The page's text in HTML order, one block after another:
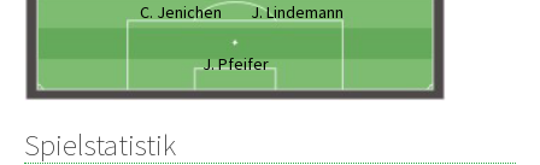
C. Jenichen J. Lindemann
J. Pfeifer
Spielstatistik